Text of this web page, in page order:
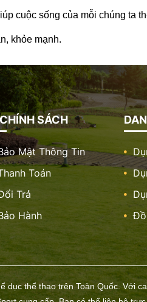
cuộc sống của mỗi chúng ta
khỏe mạnh.
SÁCH
Mật Thông Tin
Toán
Trả
Hành
Đồ
dục thể thao trên Toàn Quốc. Với